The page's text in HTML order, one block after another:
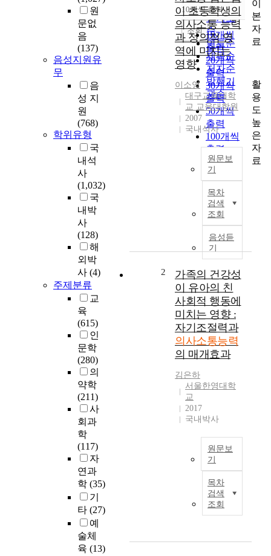
원
문없
음
(137)
음성지원유
무
음
성 지
원
(768)
학위유형
국
내석
사
(1,032)
국
내박
사
(128)
해
외박
사 (4)
주제분류
교
육
(615)
인
문학
(280)
의
약학
(211)
사
회과
학
(117)
자
연과
학 (35)
기
타 (27)
예
술체
육 (13)
순
인기도
순
연도순
제목순
저자순
발행기
관순
내림차순
10개씩 출력
10개씩
출력
20개씩
출력
30개씩
출력
50개씩
출력
100개씩
출력
조회
이 초등학생의
의사소통 능력
과 정의적 영
역에 미치는
영향
이소영
대구교육대학
교 교육대학원
2007
국내석사
원문보
기
목차
검색
조회
음성듣
기
2
가족의 건강성
이 유아의 친
사회적 행동에
미치는 영향 :
자기조절력과
의사소통능력
의 매개효과
김은하
서울한영대학
교
2017
국내박사
원문보
기
목차
검색
조회
이
본
자
료
활
용
도
높
은
자
료